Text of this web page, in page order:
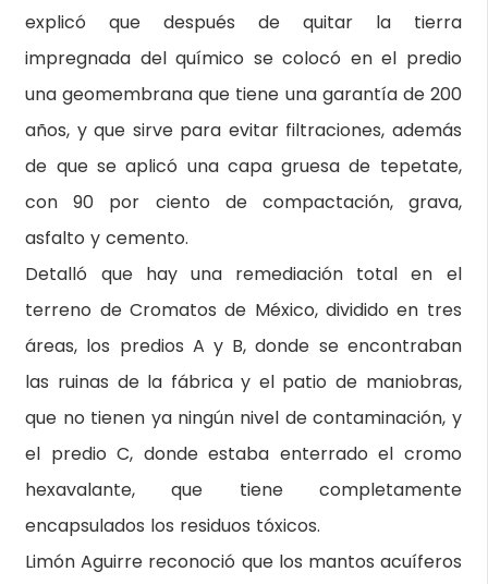
explicó que después de quitar la tierra
impregnada del químico se colocó en el predio
una geomembrana que tiene una garantía de 200
años, y que sirve para evitar filtraciones, además
de que se aplicó una capa gruesa de tepetate,
con 90 por ciento de compactación, grava,
asfalto y cemento.
Detalló que hay una remediación total en el
terreno de Cromatos de México, dividido en tres
áreas, los predios A y B, donde se encontraban
las ruinas de la fábrica y el patio de maniobras,
que no tienen ya ningún nivel de contaminación, y
el predio C, donde estaba enterrado el cromo
hexavalante, que tiene completamente
encapsulados los residuos tóxicos.
Limón Aguirre reconoció que los mantos acuíferos